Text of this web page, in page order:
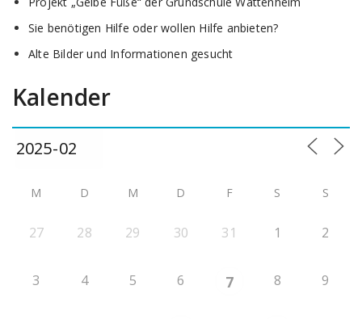
Sie benötigen Hilfe oder wollen Hilfe anbieten?
Alte Bilder und Informationen gesucht
Kalender
M D M D F S S
27 28 29 30 31 1 2
3 4 5 6 7 8 9